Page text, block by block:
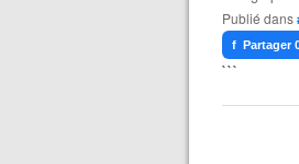
Publié dans
f Partager
```